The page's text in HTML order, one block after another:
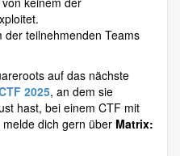
der teilnehmenden Teams
auf das nächste
2025, an dem sie
hast, bei einem CTF mit
dich gern über Matrix: